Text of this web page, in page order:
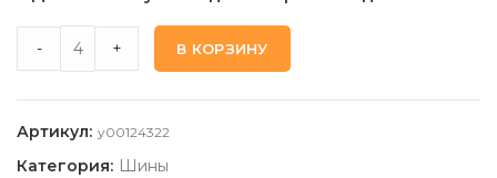
ARIVO PREMIO_COMFORT-6 205 55 16 91V quantity
- + В КОРЗИНУ
Артикул: y00124322
Категория: Шины